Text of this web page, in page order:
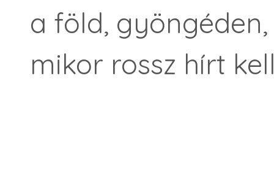
a föld,
mikor rossz hírt